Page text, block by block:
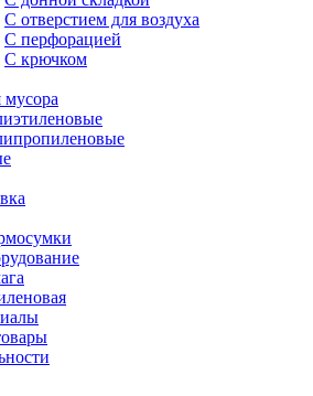
С отверстием для воздуха
С перфорацией
С крючком